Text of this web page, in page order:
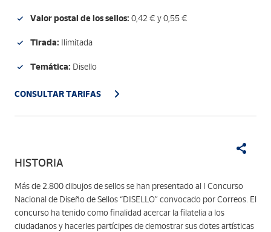
Valor postal de los sellos: 0,42 € y 0,55 €
Tirada: Ilimitada
Temática: Disello
CONSULTAR TARIFAS
HISTORIA
Más de 2.800 dibujos de sellos se han presentado al I Concurso
Nacional de Diseño de Sellos “DISELLO” convocado por Correos. El
concurso ha tenido como finalidad acercar la filatelia a los
ciudadanos y hacerles partícipes de demostrar sus dotes artísticas